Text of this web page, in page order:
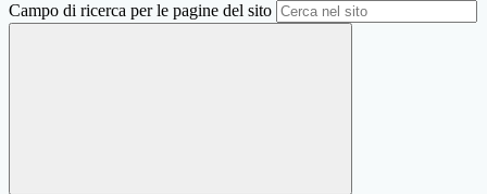
Campo di ricerca per le pagine del sito